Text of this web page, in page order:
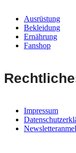
Ausrüstung
Bekleidung
Ernährung
Fanshop
Impressum